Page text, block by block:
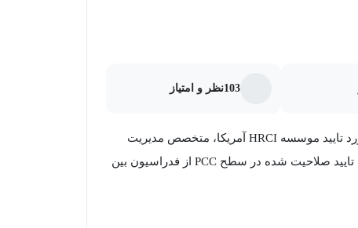
103نظر و امتیاز
علیرضا قزل مدیر و مشاور ارشد مدیریت منابع انسانی مورد تایید موسسه HRCI آمریکا، متخصص مدیریت
استعداد مورد تایید موسسه مدیریت استعداد آمریکا و کوچ تایید صلاحیت شده در سطح PCC از فدراسیون بین